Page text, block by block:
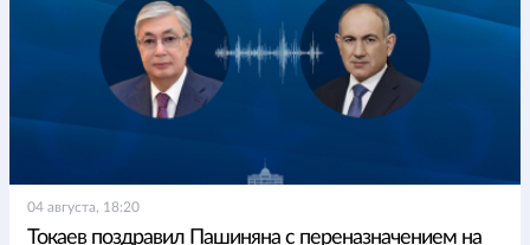
04 августа, 18:20
Токаев поздравил Пашиняна с переназначением на